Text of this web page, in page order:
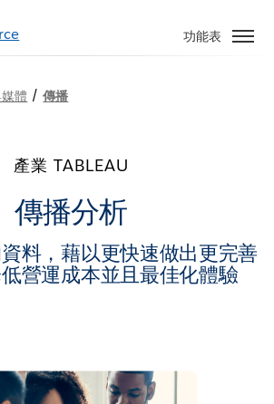
功能表
體 /傳播
產業 TABLEAU
傳播分析
料，藉以更快速做出更完善
營運成本並且最佳化體驗